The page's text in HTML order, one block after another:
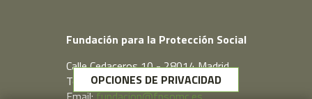
Fundación para la Protección Social
Calle Cedaceros,10 - 28014 Madrid
Telf. 91 431 77 80
OPCIONES DE PRIVACIDAD